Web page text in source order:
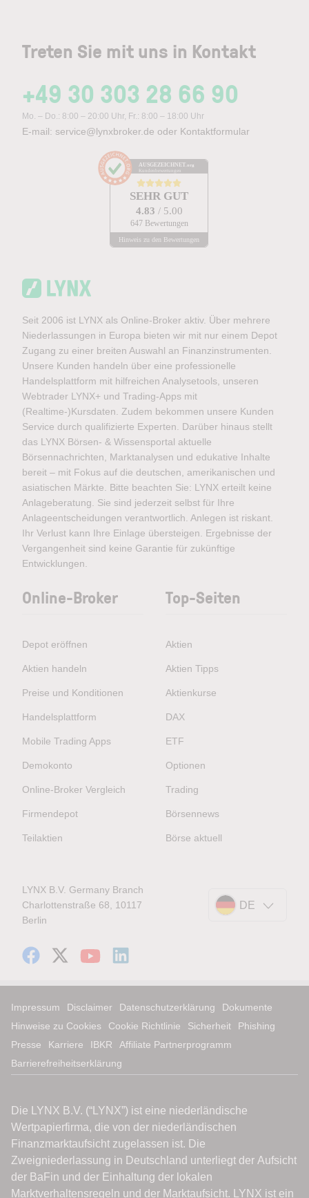
Treten Sie mit uns in Kontakt
+49 30 303 28 66 90
Mo. – Do.: 8:00 – 20:00 Uhr, Fr.: 8:00 – 18:00 Uhr
E-mail: service@lynxbroker.de oder Kontaktformular
AUSGEZEICHNET .org
Kundenbewertungen
SEHR GUT
4.83 / 5.00
647 Bewertungen
Hinweis zu den Bewertungen
Seit 2006 ist LYNX als Online-Broker aktiv. Über mehrere
Niederlassungen in Europa bieten wir mit nur einem Depot
Zugang zu einer breiten Auswahl an Finanzinstrumenten.
Unsere Kunden handeln über eine professionelle
Handelsplattform mit hilfreichen Analysetools, unseren
Webtrader LYNX+ und Trading-Apps mit
(Realtime-)Kursdaten. Zudem bekommen unsere Kunden
Service durch qualifizierte Experten. Darüber hinaus stellt
das LYNX Börsen- & Wissensportal aktuelle
Börsennachrichten, Marktanalysen und edukative Inhalte
bereit – mit Fokus auf die deutschen, amerikanischen und
asiatischen Märkte. Bitte beachten Sie: LYNX erteilt keine
Anlageberatung. Sie sind jederzeit selbst für Ihre
Anlageentscheidungen verantwortlich. Anlegen ist riskant.
Ihr Verlust kann Ihre Einlage übersteigen. Ergebnisse der
Vergangenheit sind keine Garantie für zukünftige
Entwicklungen.
Online-Broker
Depot eröffnen
Aktien handeln
Preise und Konditionen
Handelsplattform
Mobile Trading Apps
Demokonto
Online-Broker Vergleich
Firmendepot
Teilaktien
Top-Seiten
Aktien
Aktien Tipps
Aktienkurse
DAX
ETF
Optionen
Trading
Börsennews
Börse aktuell
LYNX B.V. Germany Branch
Charlottenstraße 68, 10117
Berlin
DE
Impressum Disclaimer Datenschutzerklärung
Dokumente
Hinweise zu Cookies
Cookie Richtlinie Sicherheit
Phishing
Presse
Karriere IBKR
Affiliate Partnerprogramm
Barrierefreiheitserklärung